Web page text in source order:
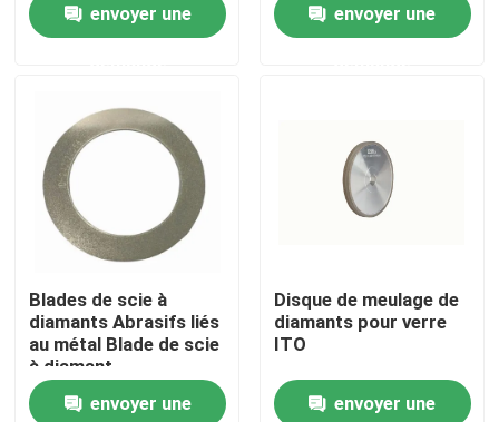
Vidéos
Visite de l'usine
Contrôle de la qualité
Nous contacter
Demandez un devis
envoyer une
envoyer une
Blades de scie à
diamants Abrasifs liés
au métal Blade de scie
à diamant
envoyer une
Disque de meulage de
diamants pour verre
ITO
envoyer une